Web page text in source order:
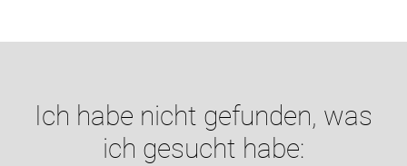
Ich habe nicht gefunden, was
ich gesucht habe: